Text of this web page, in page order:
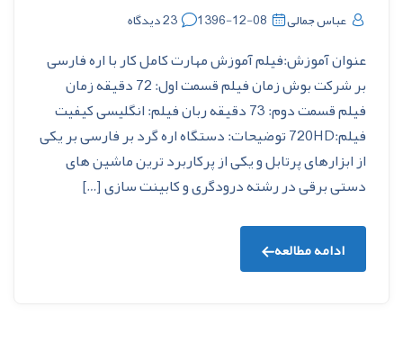
عباس جمالی 1396-12-08 23 دیدگاه
عنوان آموزش:فیلم آموزش مهارت کامل کار با اره فارسی
بر شرکت بوش زمان فیلم قسمت اول: 72 دقیقه زمان
فیلم قسمت دوم: 73 دقیقه ربان فیلم: انگلیسی کیفیت
فیلم:720HD توضیحات: دستگاه اره گرد بر فارسی بر یکی
از ابزارهای پرتابل و یکی از پرکاربرد ترین ماشین های
دستی برقی در رشته درودگری و کابینت سازی […]
ادامه مطالعه